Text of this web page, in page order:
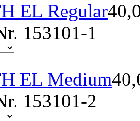
EL Regular
153101-1
EL Medium
153101-2